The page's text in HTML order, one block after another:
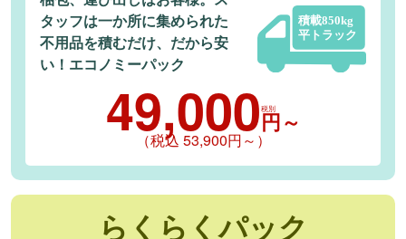
タッフは一か所に集められた
不用品を積むだけ、だから安
い！エコノミーパック
49,000税別
円～
（税込 53,900円～）
らくらくパック